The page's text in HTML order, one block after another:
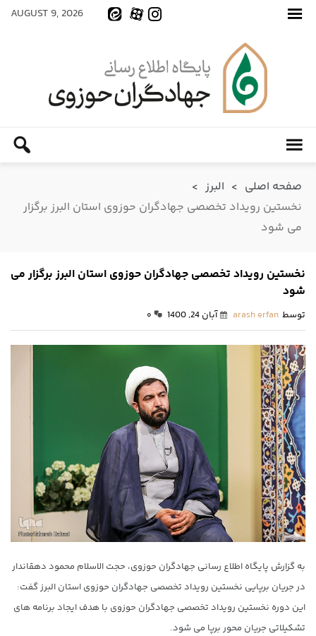
AUGUST 9, 2026
صفحه اصلی > البرز >
نخستین رویداد تخصصی جهادگران حوزوی استان البرز برگزار
می شود
نخستین رویداد تخصصی جهادگران حوزوی استان البرز برگزار می
شود
توسط arash erfan آبان 24, 1400 ۰
به گزارش پایگاه اطلاع رسانی جهادگران حوزوی، حجت الاسلام محمود دهقاندار
در جریان برپایی نخستین رویداد تخصصی جهادگران حوزوی استان البرز گفت:
این دوره نخستین رویداد تخصصی جهادگران حوزوی با هدف ایجاد برنامه های
تشکیلاتی جریان محور برپا می شود.